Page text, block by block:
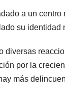
a un
su identidad
diversas
por la
más